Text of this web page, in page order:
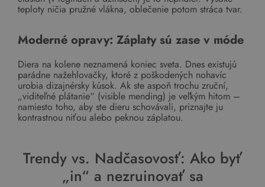
teploty ničia pružné vlákna, oblečenie potom stráca tvar.
Moderné opravy: Záplaty sú zase v móde
Diera na kolene neznamená koniec sveta. Dnes existujú
parádne nažehlovačky, ktoré z poškodených nohavíc
urobia dizajnérsky kúsok. Ak ste aspoň trochu zruční,
„viditeľné plátanie“ (visible mending) je veľkým hitom –
namiesto toho, aby ste dieru schovávali, priznajte ju
kontrastnou niťou alebo peknou záplatou.
Trendy vs. Nadčasovosť: Ako byť
„in“ a nezruinovať sa